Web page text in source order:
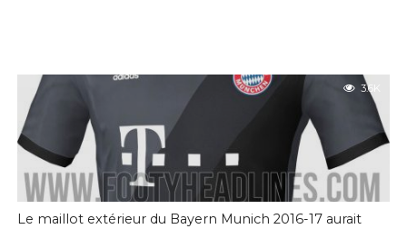
3.6K
Le maillot extérieur du Bayern Munich 2016-17 aurait